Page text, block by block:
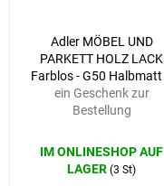
Adler MÖBEL UND
PARKETT HOLZ LACK
Farblos - G50 Halbmatt
ein Geschenk zur
Bestellung
IM ONLINESHOP AUF
LAGER (3 St)